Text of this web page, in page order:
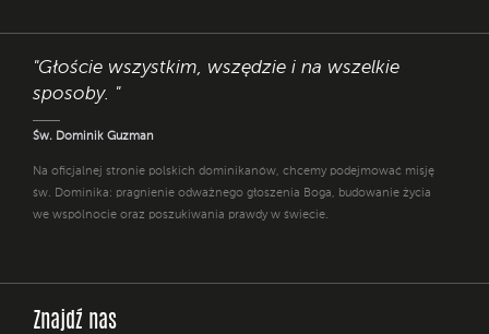
"Głoście wszystkim, wszędzie i na wszelkie
sposoby. "
Św. Dominik Guzman
Na oficjalnej stronie polskich dominikanów, chcemy podejmować misję
św. Dominika: pragnienie odważnego głoszenia Boga, budowanie życia
we wspólnocie oraz poszukiwania prawdy w świecie.
Znajdź nas